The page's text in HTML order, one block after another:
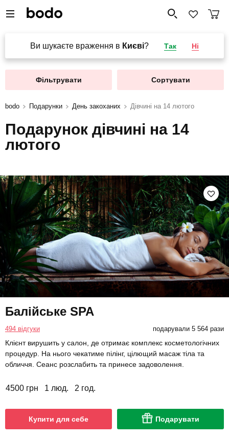
Ви шукаєте враження в Києві? Так Ні
Фільтрувати Сортувати
bodo Подарунки День закоханих Дівчині на 14 лютого
Подарунок дівчині на 14
лютого
Балійське SPA
494 відгуки подарували 5 564 рази
Клієнт вирушить у салон, де отримає комплекс косметологічних
процедур. На нього чекатиме пілінг, цілющий масаж тіла та
обличчя. Сеанс розслабить та принесе задоволення.
4500 грн 1 люд. 2 год.
Купити для себе Подарувати